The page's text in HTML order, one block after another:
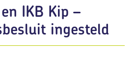
IKB Kip –
ingesteld